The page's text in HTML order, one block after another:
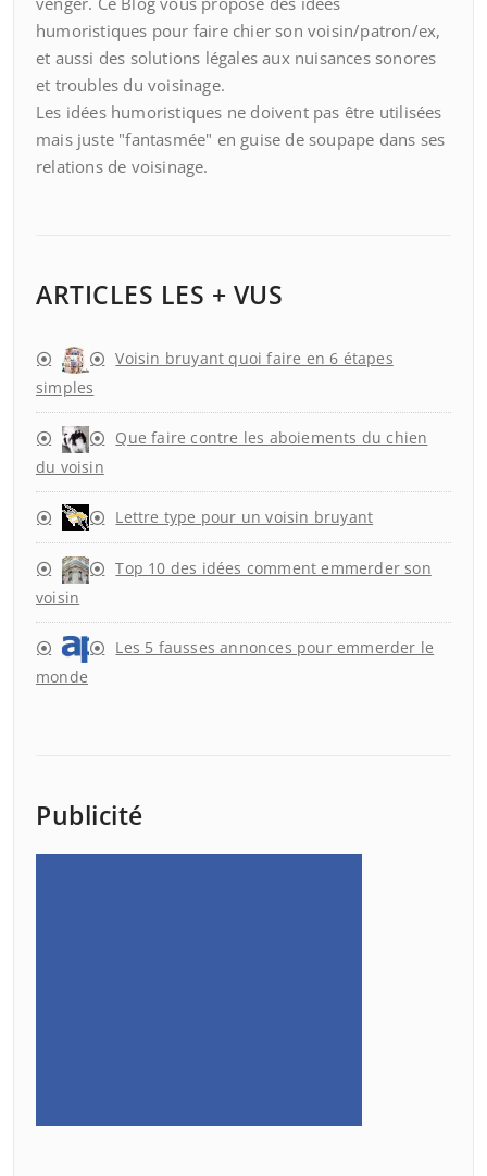
humoristiques pour faire chier son voisin/patron/ex,
et aussi des solutions légales aux nuisances sonores
et troubles du voisinage.
Les idées humoristiques ne doivent pas être utilisées
mais juste "fantasmée" en guise de soupape dans ses
relations de voisinage.
ARTICLES LES + VUS
Voisin bruyant quoi faire en 6 étapes
simples
Que faire contre les aboiements du chien
du voisin
Lettre type pour un voisin bruyant
Top 10 des idées comment emmerder son
voisin
Les 5 fausses annonces pour emmerder le
monde
Publicité